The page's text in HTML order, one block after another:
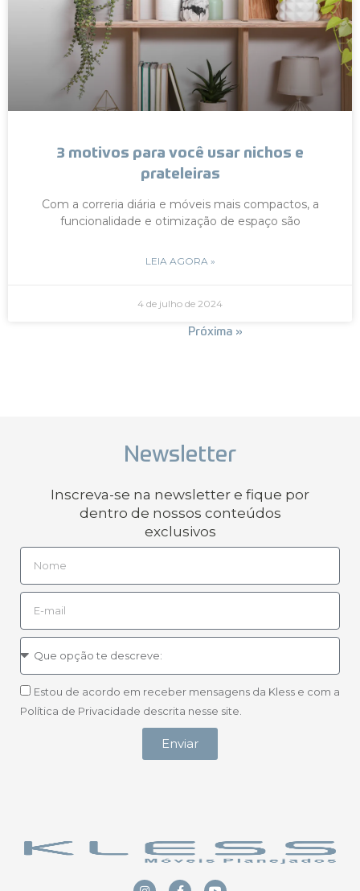
3 motivos para você usar nichos e
prateleiras
Com a correria diária e móveis mais compactos, a
funcionalidade e otimização de espaço são
LEIA AGORA »
4 de julho de 2024
Próxima »
Newsletter
Inscreva-se na newsletter e fique por
dentro de nossos conteúdos
exclusivos
Estou de acordo em receber mensagens da Kless e com a
Política de Privacidade descrita nesse site.
Enviar